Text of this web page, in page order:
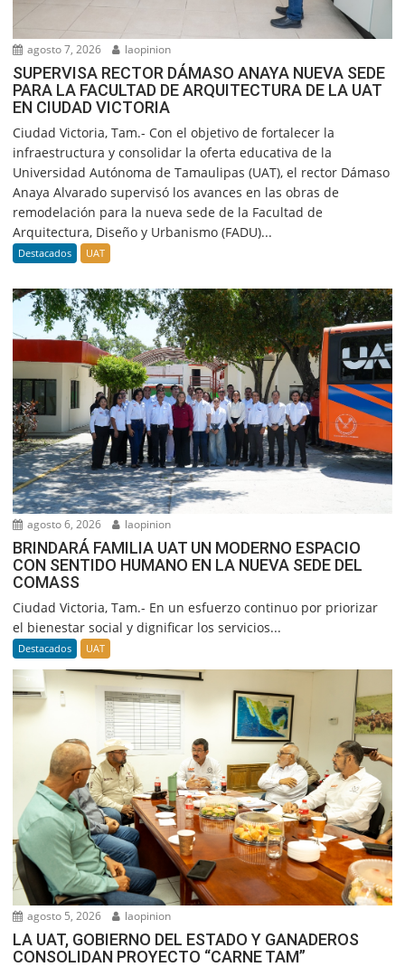
agosto 7, 2026 laopinion
SUPERVISA RECTOR DÁMASO ANAYA NUEVA SEDE
PARA LA FACULTAD DE ARQUITECTURA DE LA UAT
EN CIUDAD VICTORIA
Ciudad Victoria, Tam.- Con el objetivo de fortalecer la
infraestructura y consolidar la oferta educativa de la
Universidad Autónoma de Tamaulipas (UAT), el rector Dámaso
Anaya Alvarado supervisó los avances en las obras de
remodelación para la nueva sede de la Facultad de
Arquitectura, Diseño y Urbanismo (FADU)...
Destacados UAT
agosto 6, 2026 laopinion
BRINDARÁ FAMILIA UAT UN MODERNO ESPACIO
CON SENTIDO HUMANO EN LA NUEVA SEDE DEL
COMASS
Ciudad Victoria, Tam.- En un esfuerzo continuo por priorizar
el bienestar social y dignificar los servicios...
Destacados UAT
agosto 5, 2026 laopinion
LA UAT, GOBIERNO DEL ESTADO Y GANADEROS
CONSOLIDAN PROYECTO “CARNE TAM”